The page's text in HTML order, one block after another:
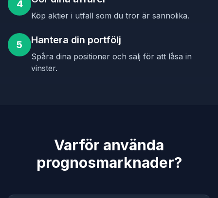
4
Köp aktier i utfall som du tror är sannolika.
5 Hantera din portfölj
Spåra dina positioner och sälj för att låsa in
vinster.
Varför använda
prognosmarknader?